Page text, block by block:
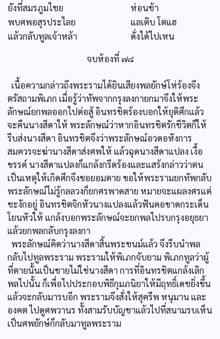
ยังที่สมรภูมไชย
ห่อนช้า
พบศพอสุรประไลย
แลเติบ โตแฮ
แล้วกลับทูลเจ้าหล้า
ดั่งได้ไปเหน
จบห้องที่ ๗๘
เนื้อความกล่าวถึงพระรามได้ยินเสียงพลยักษ์โห่ร้องจึง
ตรัสถามพิเภก เมื่อรู้ว่าทัพจากกรุงลงกายกมาจึงให้พระ
ลักษณ์ยกพลออกไปต่อสู้ อินทรชิตร้องบอกให้ยุติศึกแล้ว
จะคืนนางสีดาให้ พระลักษณ์ว่าหากอินทรชิตรักชีวิตก็ให้
รีบส่งนางสีดา อินทรชิตจึงว่าพระลักษณ์อวดอหังการ
สมควรจะฆ่านางสีดาส่งศพให้ แล้วฉุดนางสีดาแปลง เงื้อ
ขรรค์ นางสีดาแปลงก็แกล้งกรีดร้องและแสร้งกล่าวว่าตน
เป็นเหตุให้เกิดศึกจึงขอยอมตาย ขอให้พระรามยกทัพกลับ
พระลักษณ์ไม่รู้กลลวงก็ยกศรพาดสาย หมายจะแผลงศรแต่
ชะงักอยู่ อินทรชิตจิกหัวนางแปลงแล้วฟันคอขาดกระเด็น
โยนหัวให้ แกล้งบอกพระลักษณ์จะยกพลไปรบกรุงอยุธยา
แล้วยกพลกลับกรุงลงกา
พระลักษณ์คิดว่านางสีดาสิ้นพระชนม์แล้ว จึงรีบนำพล
กลับไปทูลพระราม พระรามให้พิเภกจับยาม พิเภกทูลว่าผู้
ที่ตายนั้นเป็นชายไม่ใช่นางสีดา การที่อินทรชิตแกล้งเลิก
พลไปนั้น ก็เพื่อไปประกอบพิธีกุมภนิยาให้มีฤทธิ์เดชยิ่งขึ้น
แล้วจะกลับมารบอีก พระรามจึงสั่งให้สุครีพ หนุมาน และ
องคต ไปดูศพวานร ทั้งสามรับบัญชาแล้วไปที่สนามรบเห็น
เป็นศพยักษ์ก็กลับมาทูลพระราม